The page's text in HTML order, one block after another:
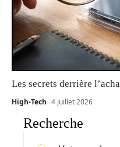
Les secrets derrière
High-Tech 4 juillet 2026
Recherche